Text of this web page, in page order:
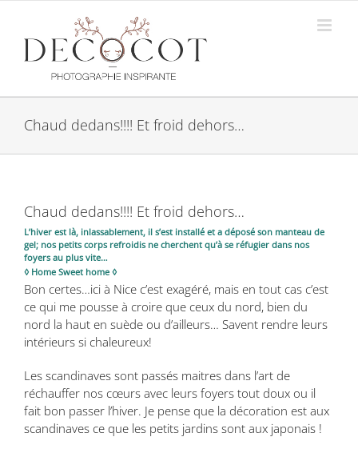
contenu
Chaud dedans!!!! Et froid dehors…
Chaud dedans!!!! Et froid dehors…
L’hiver est là, inlassablement, il s’est installé et a déposé son manteau de
gel; nos petits corps refroidis ne cherchent qu’à se réfugier dans nos
foyers au plus vite…
◊ Home Sweet home ◊
Bon certes…ici à Nice c’est exagéré, mais en tout cas c’est
ce qui me pousse à croire que ceux du nord, bien du
nord la haut en suède ou d’ailleurs… Savent rendre leurs
intérieurs si chaleureux!
Les scandinaves sont passés maitres dans l’art de
réchauffer nos cœurs avec leurs foyers tout doux ou il
fait bon passer l’hiver. Je pense que la décoration est aux
scandinaves ce que les petits jardins sont aux japonais !